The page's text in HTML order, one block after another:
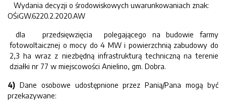
Wydania decyzji o środowiskowych uwarunkowaniach znak:
OŚiGW.6220.2.2020.AW
dla przedsięwzięcia polegającego na budowie farmy
fotowoltaicznej o mocy do 4 MW i powierzchnią zabudowy do
2,3 ha wraz z niezbędną infrastrukturą techniczną na terenie
działki nr 77 w miejscowości Anielino, gm. Dobra.
4) Dane osobowe udostępnione przez Panią/Pana mogą być
przekazywane: